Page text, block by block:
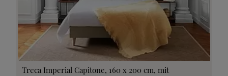
Treca Imperial Capitone, 160 x 200 cm, mit